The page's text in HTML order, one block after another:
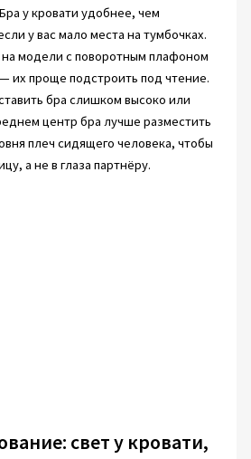
у кровати удобнее, чем
у вас мало места на тумбочках.
модели с поворотным плафоном
их проще подстроить под чтение.
бра слишком высоко или
центр бра лучше разместить
плеч сидящего человека, чтобы
а не в глаза партнёру.
свет у кровати,